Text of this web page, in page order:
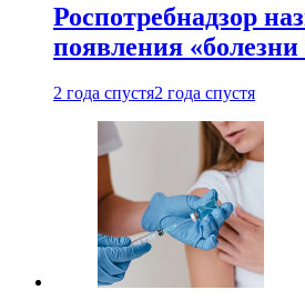
Роспотребнадзор
появления
2 года спустя2 года спустя